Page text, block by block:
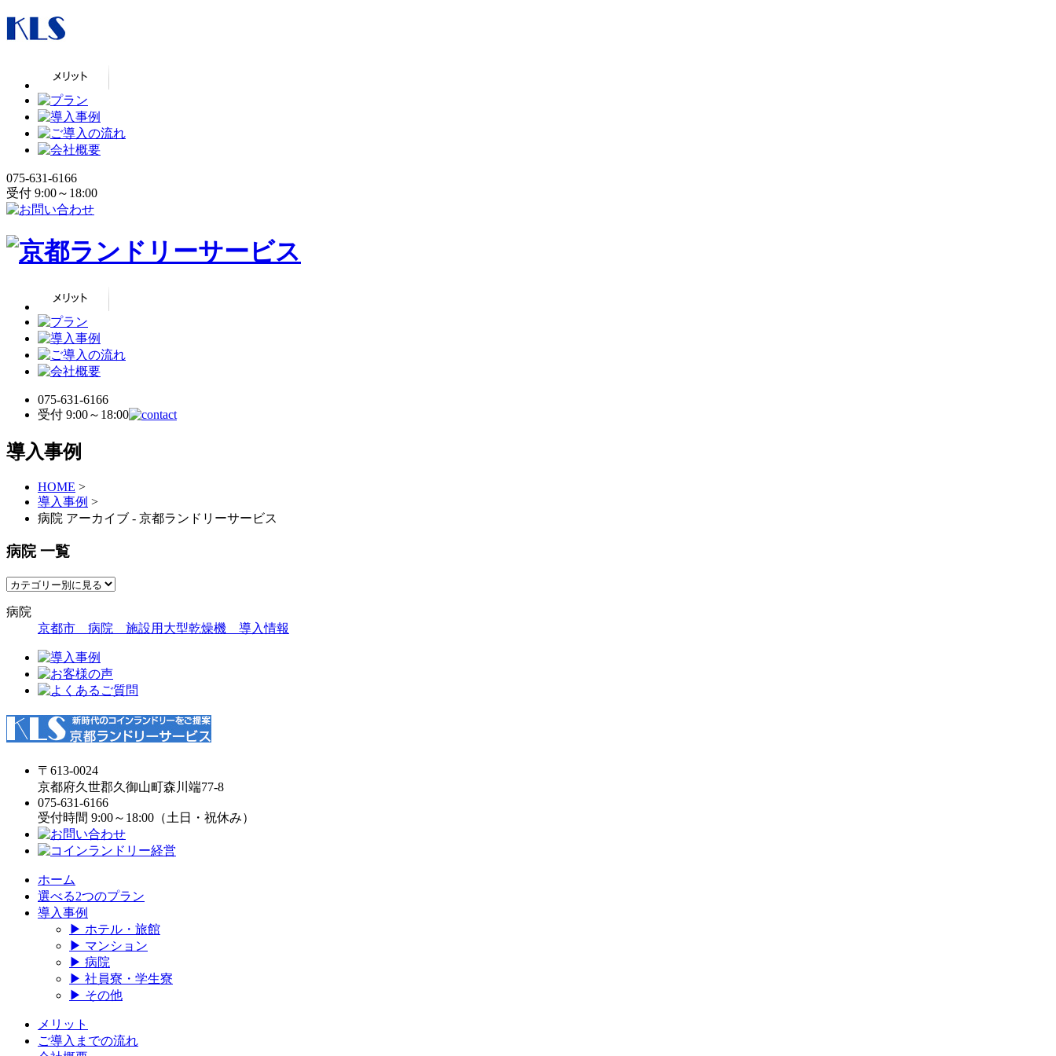
075-631-6166
受付 9:00～18:00
075-631-6166
受付 9:00～18:00
導入事例
HOME >
導入事例 >
病院 アーカイブ - 京都ランドリーサービス
病院 一覧
病院
京都市 病院 施設用大型乾燥機 導入情報
〒613-0024
京都府久世郡久御山町森川端77-8
075-631-6166
受付時間 9:00～18:00（土日・祝休み）
ホーム
選べる2つのプラン
導入事例
▶ ホテル・旅館
▶ マンション
▶ 病院
▶ 社員寮・学生寮
▶ その他
メリット
ご導入までの流れ